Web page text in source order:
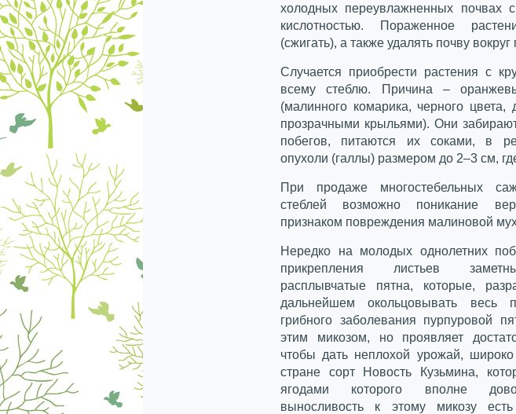
холодных переувлажненных почвах
кислотностью. Пораженное
(сжигать), а также удалять почву вокруг
Случается приобрести растения с
всему стеблю. Причина –
(малинного комарика, черного
прозрачными крыльями). Они
побегов, питаются их соками, в
опухоли (галлы) размером до 2–3 см,
При продаже многостебельных
стеблей возможно поникание
признаком повреждения малиновой
Нередко на молодых однолетних
прикрепления листьев
расплывчатые пятна, которые,
дальнейшем окольцовывать весь
грибного заболевания пурпуровой
этим микозом, но проявляет
чтобы дать неплохой урожай,
стране сорт Новость Кузьмина,
ягодами которого вполне
выносливость к этому микозу